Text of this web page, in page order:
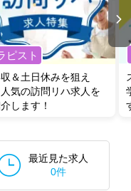
ピスト
＆土日休みを狙え
気の訪問リハ求人を
します！
最近見た求人
0件